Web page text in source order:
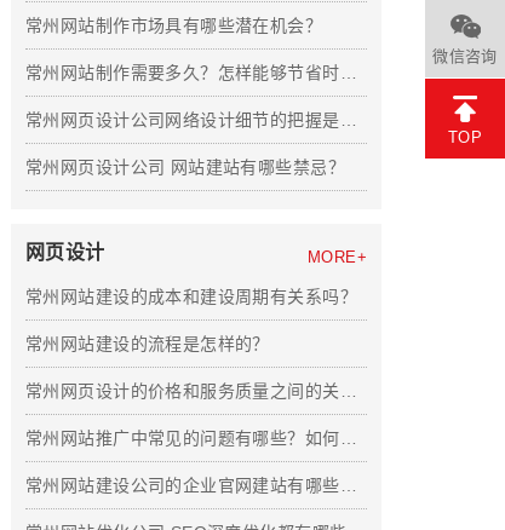
常州网站制作市场具有哪些潜在机会？
常州网页设计公司 网站建站有哪些禁忌？
网页设计 MORE+
常州网站建设的成本和建设周期有关系吗？
常州网站建设的流程是怎样的？
微信咨询
TOP